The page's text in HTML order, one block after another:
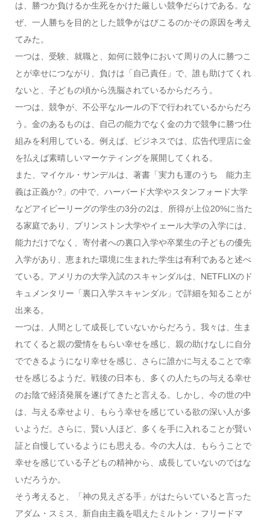
は、勝つか負けるか生死をかけた厳しい競争だらけである。な
ぜ、一人勝ちを目的とした競争がはびこるのかその原因を考え
てみた。
一つは、受験、就職と、如何に競争において周りの人に勝つこ
とが幸せにつながり、負けは「自己責任」で、誰も助けてくれ
ないと、子どもの頃から洗脳されているからだろう。
一つは、競争が、不公平なルールの下で行われているからだろ
う。金のあるものは、自己の能力でなく金の力で競争に勝つ仕
組みを利用している。例えば、ビジネスでは、広告代理店に金
を払えば素晴しいマーケティングを展開してくれる。
また、マイケル・サンデルは、著書「実力も運のうち 能力主
義は正義か?」の中で、ハーバード大学やスタンフォード大学
などアイビーリーグの学生の3分の2は、所得が上位20%に当た
る家庭であり、プリンストン大学やイェール大学の入学には、
能力だけでなく、寄付者への裏口入学や卒業生の子どもの優先
入学があり、恵まれた環境に生まれた学生は有利であると述べ
ている。アメリカの大学入試のスキャンダルは、NETFLIXのド
キュメンタリー「裏口入学スキャンダル」で詳細を知ることが
出来る。
一つは、人間として成長していないからだろう。我々は、生ま
れてくると親の愛情をもらい幸せを感じ、親の助けなしに自分
でできるようになり幸せを感じ、さらに誰かに与えることで幸
せを感じるようだ。戦後の日本も、多くの人たちの与える幸せ
のお陰で経済発展を遂げてきたと言える。しかし、今の世の中
は、与える幸せより、もらう幸せを感じている欲の深い人が多
いようだ。さらに、賢い人ほど、多くを手に入れることが賢い
証と自慢しているようにも思える。今の大人は、もらうことで
幸せを感じている子どもの精神から、成長していないのではな
いだろうか。
そう考えると、「神の見えざる手」がはたらいていると言った
アダム・スミス、新自由主義を唱えたミルトン・フリードマ